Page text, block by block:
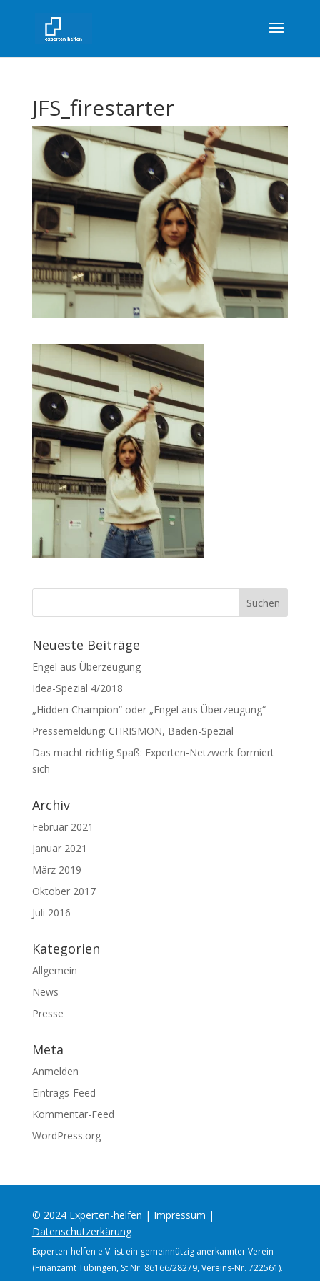
JFS_firestarter
Neueste Beiträge
Engel aus Überzeugung
Idea-Spezial 4/2018
„Hidden Champion“ oder „Engel aus Überzeugung“
Pressemeldung: CHRISMON, Baden-Spezial
Das macht richtig Spaß: Experten-Netzwerk formiert
sich
Archiv
Februar 2021
Januar 2021
März 2019
Oktober 2017
Juli 2016
Kategorien
Allgemein
News
Presse
Meta
Anmelden
Eintrags-Feed
Kommentar-Feed
WordPress.org
© 2024 Experten-helfen | Impressum |
Datenschutzerkärung
Experten-helfen e.V. ist ein gemeinnützig anerkannter Verein
(Finanzamt Tübingen, St.Nr. 86166/28279, Vereins-Nr. 722561).